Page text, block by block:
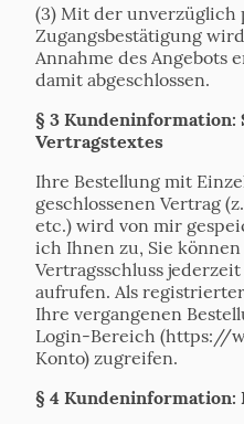
(3) Mit der unverzüglich
Zugangsbestätigung
Annahme des Angebots
damit abgeschlossen.
§ 3 Kundeninformation:
Vertragstextes
Ihre Bestellung mit
geschlossenen Vertrag
etc.) wird von mir
ich Ihnen zu, Sie
Vertragsschluss
aufrufen. Als
Ihre vergangenen
Login-Bereich (https://
Konto) zugreifen.
§ 4